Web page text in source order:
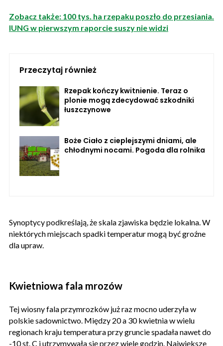
Zobacz także: 100 tys. ha rzepaku poszło do przesiania.
IUNG w pierwszym raporcie suszy nie widzi
Przeczytaj również
Rzepak kończy kwitnienie. Teraz o
plonie mogą zdecydować szkodniki
łuszczynowe
Boże Ciało z cieplejszymi dniami, ale
chłodnymi nocami. Pogoda dla rolnika
Synoptycy podkreślają, że skala zjawiska będzie lokalna. W
niektórych miejscach spadki temperatur mogą być groźne
dla upraw.
Kwietniowa fala mrozów
Tej wiosny fala przymrozków już raz mocno uderzyła w
polskie sadownictwo. Między 20 a 30 kwietnia w wielu
regionach kraju temperatura przy gruncie spadała nawet do
-10 st. C i utrzymywała się przez wiele godzin. Największe